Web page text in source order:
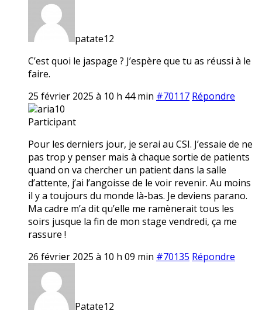
patate12
C’est quoi le jaspage ? J’espère que tu as réussi à le
faire.
25 février 2025 à 10 h 44 min #70117 Répondre
aria10
Participant
Pour les derniers jour, je serai au CSI. J’essaie de ne
pas trop y penser mais à chaque sortie de patients
quand on va chercher un patient dans la salle
d’attente, j’ai l’angoisse de le voir revenir. Au moins
il y a toujours du monde là-bas. Je deviens parano.
Ma cadre m’a dit qu’elle me ramènerait tous les
soirs jusque la fin de mon stage vendredi, ça me
rassure !
26 février 2025 à 10 h 09 min #70135 Répondre
Patate12